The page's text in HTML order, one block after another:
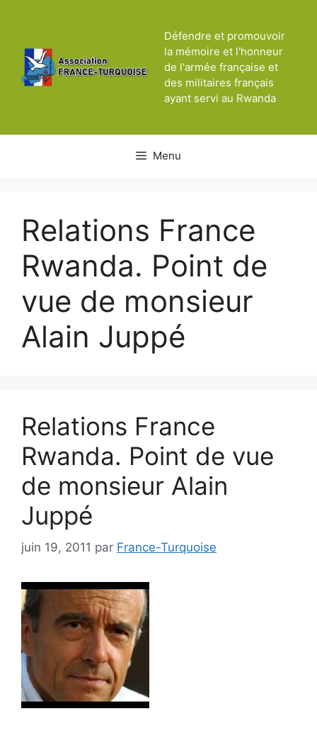
Défendre et promouvoir
la mémoire et l'honneur
de l'armée française et
des militaires français
ayant servi au Rwanda
Menu
Relations France
Rwanda. Point de
vue de monsieur
Alain Juppé
Relations France
Rwanda. Point de vue
de monsieur Alain
Juppé
juin 19, 2011 par France-Turquoise